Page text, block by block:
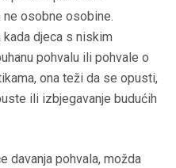
ne osobne osobine.
kada djeca s niskim
pohvalu ili pohvale o
ona teži da se opusti,
ili izbjegavanje budućih
davanja pohvala, možda